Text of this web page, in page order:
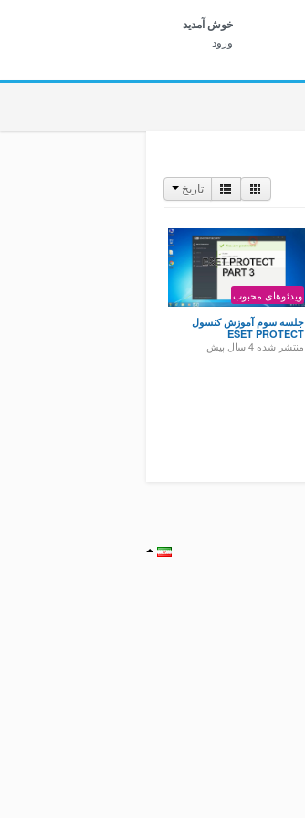
خوش آمديد
ورود
تاریخ
ویدئوهای محبوب
جلسه سوم آموزش کنسول
ESET PROTECT
منتشر شده4 سال پیش